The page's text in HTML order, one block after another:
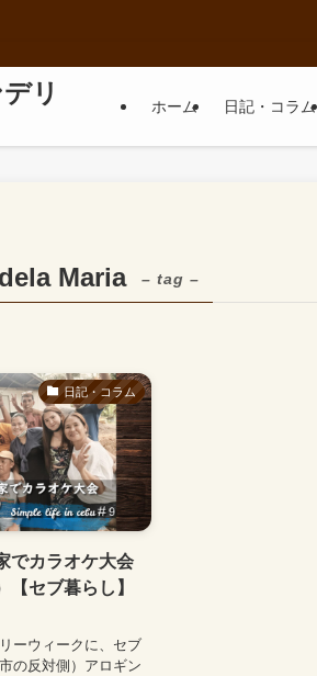
リ
ホーム 日記・コラム
Maria – tag –
日記・コラム
でカラオケ大会
【セブ暮らし】
ーウィークに、セブ
の反対側）アロギン